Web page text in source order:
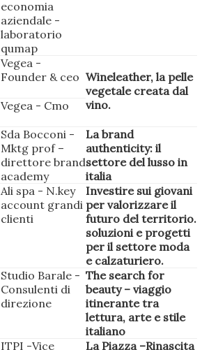
economia
aziendale -
laboratorio
qumap
Vegea -
Founder & ceo Wineleather, la pelle
vegetale creata dal
vino.
Vegea - Cmo
Sda Bocconi -
Mktg prof –
direttore brand
academy
La brand
authenticity: il
settore del lusso in
italia
Ali spa - N.key
account grandi
clienti
Investire sui giovani
per valorizzare il
futuro del territorio.
soluzioni e progetti
per il settore moda
e calzaturiero.
Studio Barale -
Consulenti di
direzione
The search for
beauty – viaggio
itinerante tra
lettura, arte e stile
italiano
ITPI -Vice
La Piazza –Rinascita